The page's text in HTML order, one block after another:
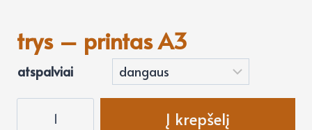
trys – printas A3
atspalviai
Į krepšelį